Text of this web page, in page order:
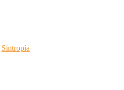
Sintropía